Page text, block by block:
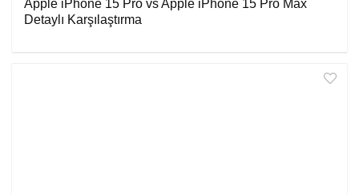
Apple iPhone 15 Pro vs Apple iPhone 15 Pro Max
Detaylı Karşılaştırma